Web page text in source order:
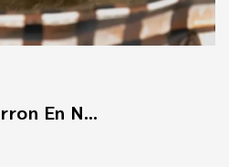
Sac Maxi Cabas Marron En Nylon Recyclé